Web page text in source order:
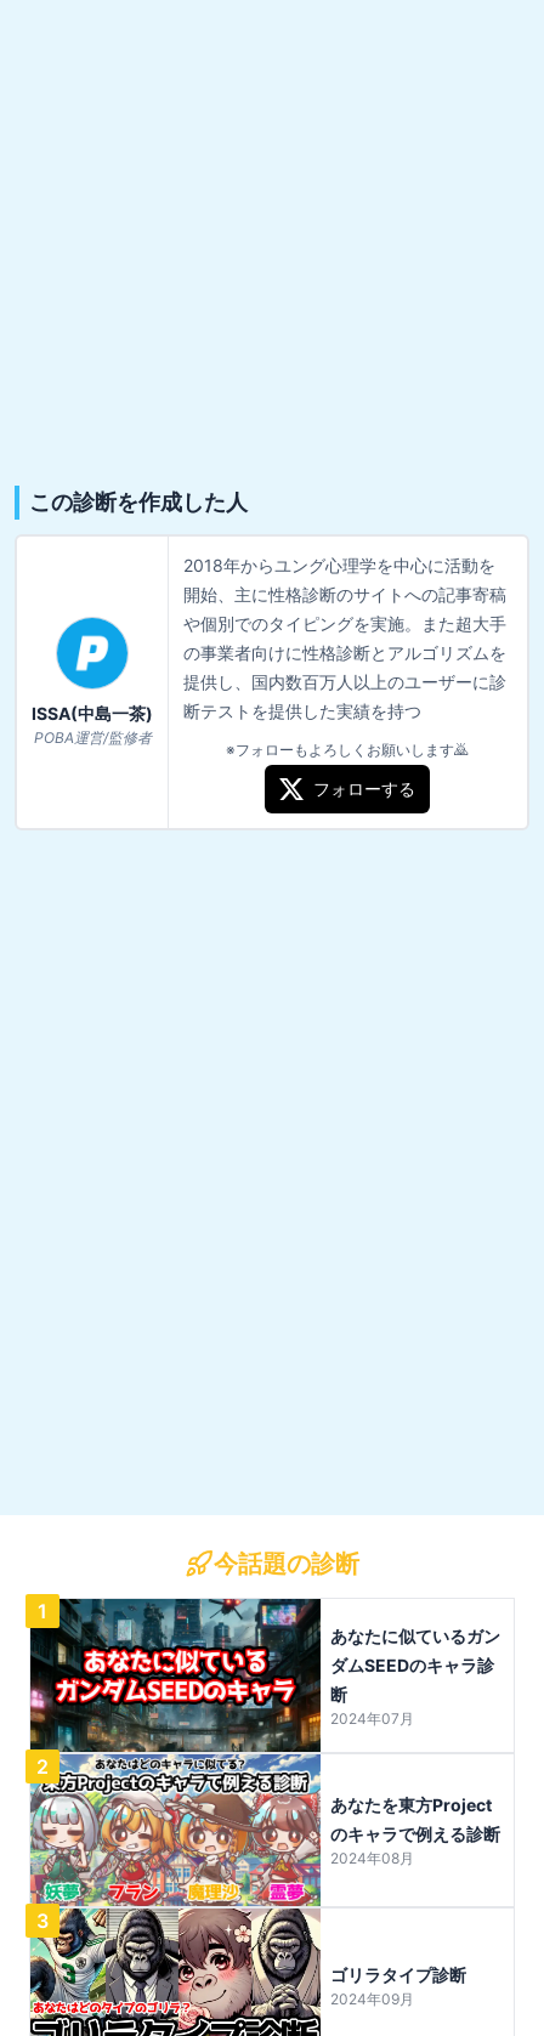
この診断を作成した人
ISSA(中島一茶)
POBA運営/監修者
2018年からユング心理学を中心に活動を
開始、主に性格診断のサイトへの記事寄稿
や個別でのタイピングを実施。また超大手
の事業者向けに性格診断とアルゴリズムを
提供し、国内数百万人以上のユーザーに診
断テストを提供した実績を持つ
※フォローもよろしくお願いします🙇
フォローする
今話題の診断
1
あなたに似ているガン
ダムSEEDのキャラ診
断
2024年07月
2
あなたを東方Project
のキャラで例える診断
2024年08月
3
ゴリラタイプ診断
2024年09月